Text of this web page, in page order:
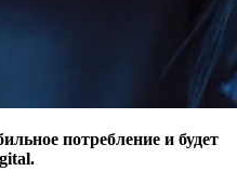
потребление и будет